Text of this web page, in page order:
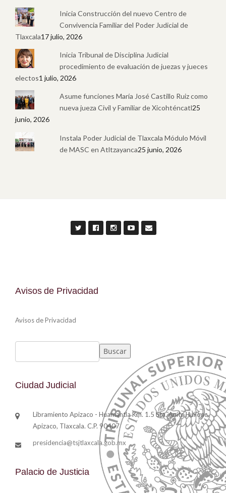
Inicia Construcción del nuevo Centro de
Convivencia Familiar del Poder Judicial de
Tlaxcala17 julio, 2026
Inicia Tribunal de Disciplina Judicial
procedimiento de evaluación de juezas y jueces
electos1 julio, 2026
Asume funciones María José Castillo Ruiz como
nueva jueza Civil y Familiar de Xicohténcatl25
junio, 2026
Instala Poder Judicial de Tlaxcala Módulo Móvil
de MASC en Atltzayanca25 junio, 2026
Avisos de Privacidad
Avisos de Privacidad
Buscar
Ciudad Judicial
Libramiento Apizaco - Huamantla Km. 1.5 Sta. Anita Huiloac,
Apizaco, Tlaxcala. C.P. 90407
presidencia@tsjtlaxcala.gob.mx
Palacio de Justicia